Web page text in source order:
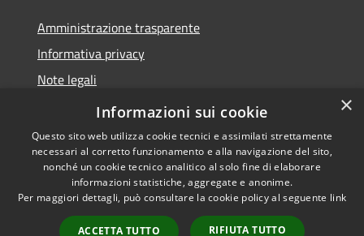
Amministrazione trasparente
Informativa privacy
Note legali
Dichiarazione di accessibilità
Accessibilità
Copyright © 2026 • Comune di
San Vito Lo Capo • Powered by
Municipium• Accesso
×
Informazioni sui cookie
Questo sito web utilizza cookie tecnici e assimilati strettamente
necessari al corretto funzionamento e alla navigazione del sito,
nonché un cookie tecnico analitico al solo fine di elaborare
informazioni statistiche, aggregate e anonime.
Per maggiori dettagli, può consultare la cookie policy al seguente link
ACCETTA TUTTO RIFIUTA TUTTO